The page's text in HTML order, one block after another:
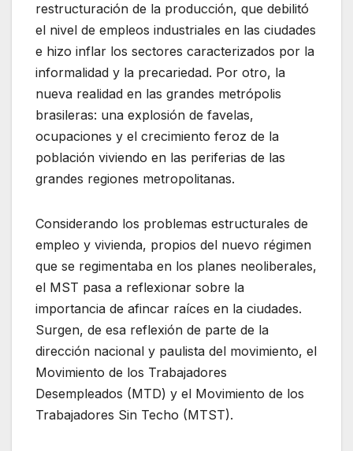
restructuración de la producción, que debilitó
el nivel de empleos industriales en las ciudades
e hizo inflar los sectores caracterizados por la
informalidad y la precariedad. Por otro, la
nueva realidad en las grandes metrópolis
brasileras: una explosión de favelas,
ocupaciones y el crecimiento feroz de la
población viviendo en las periferias de las
grandes regiones metropolitanas.
Considerando los problemas estructurales de
empleo y vivienda, propios del nuevo régimen
que se regimentaba en los planes neoliberales,
el MST pasa a reflexionar sobre la
importancia de afincar raíces en la ciudades.
Surgen, de esa reflexión de parte de la
dirección nacional y paulista del movimiento, el
Movimiento de los Trabajadores
Desempleados (MTD) y el Movimiento de los
Trabajadores Sin Techo (MTST).